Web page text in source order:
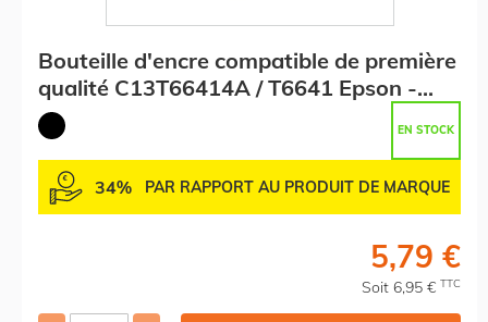
Bouteille d'encre compatible de première
qualité C13T66414A / T6641 Epson -
noire
EN STOCK
34% PAR RAPPORT AU PRODUIT DE MARQUE
5,79 €
Soit 6,95 € TTC